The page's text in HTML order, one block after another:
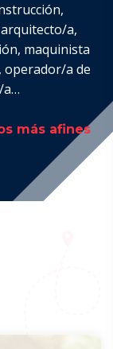
a,
maquinista
a de
a…
más afines